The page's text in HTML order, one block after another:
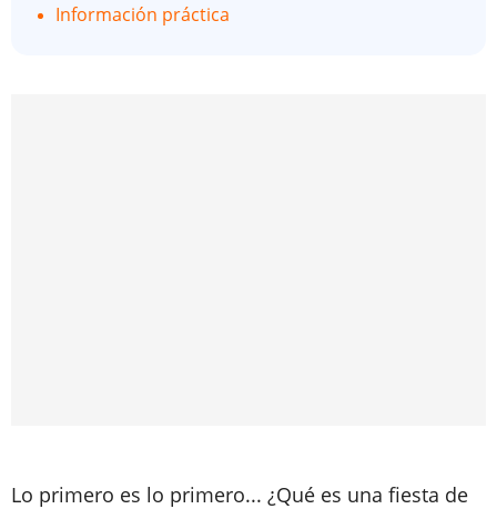
Información práctica
Lo primero es lo primero... ¿Qué es una fiesta de